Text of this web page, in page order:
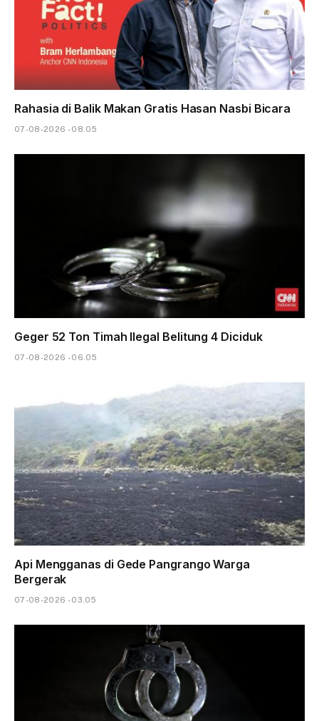
Rahasia di Balik Makan Gratis Hasan Nasbi Bicara
07-08-2026 - 08.05
Geger 52 Ton Timah Ilegal Belitung 4 Diciduk
07-08-2026 - 06.05
Api Mengganas di Gede Pangrango Warga
Bergerak
07-08-2026 - 03.05